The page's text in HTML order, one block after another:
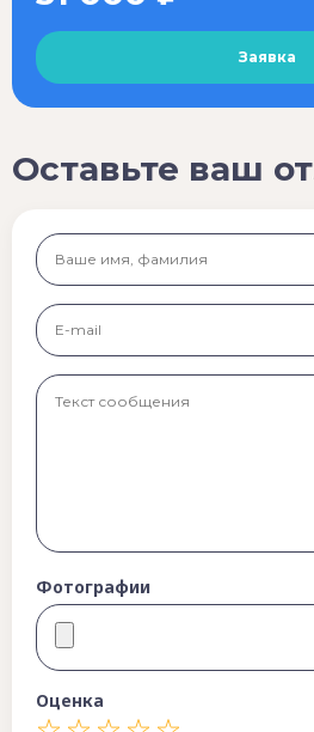
Оставьте ваш
Фотографии
Оценка